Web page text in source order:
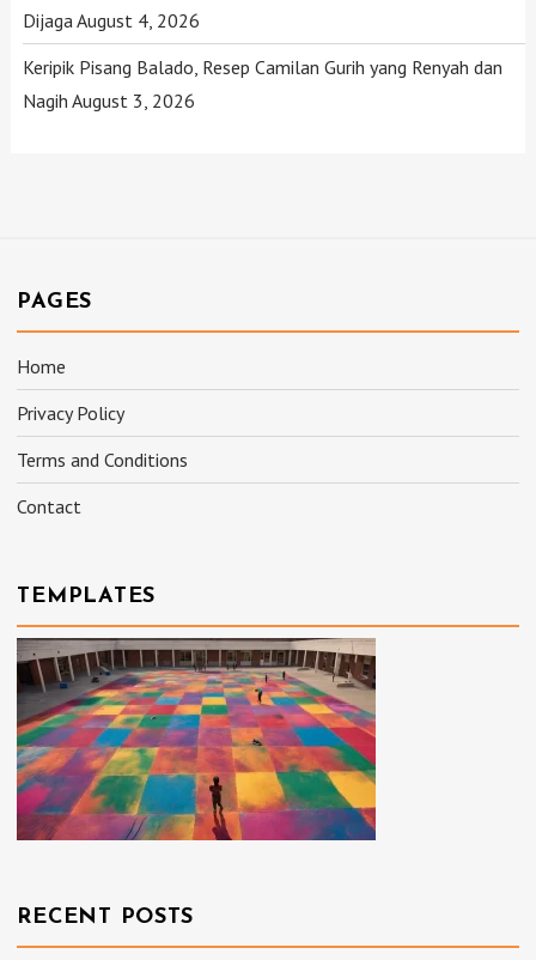
Dijaga August 4, 2026
Keripik Pisang Balado, Resep Camilan Gurih yang Renyah dan
Nagih August 3, 2026
PAGES
Home
Privacy Policy
Terms and Conditions
Contact
TEMPLATES
RECENT POSTS